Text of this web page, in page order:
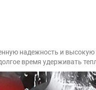
надежность и высокую
время удерживать